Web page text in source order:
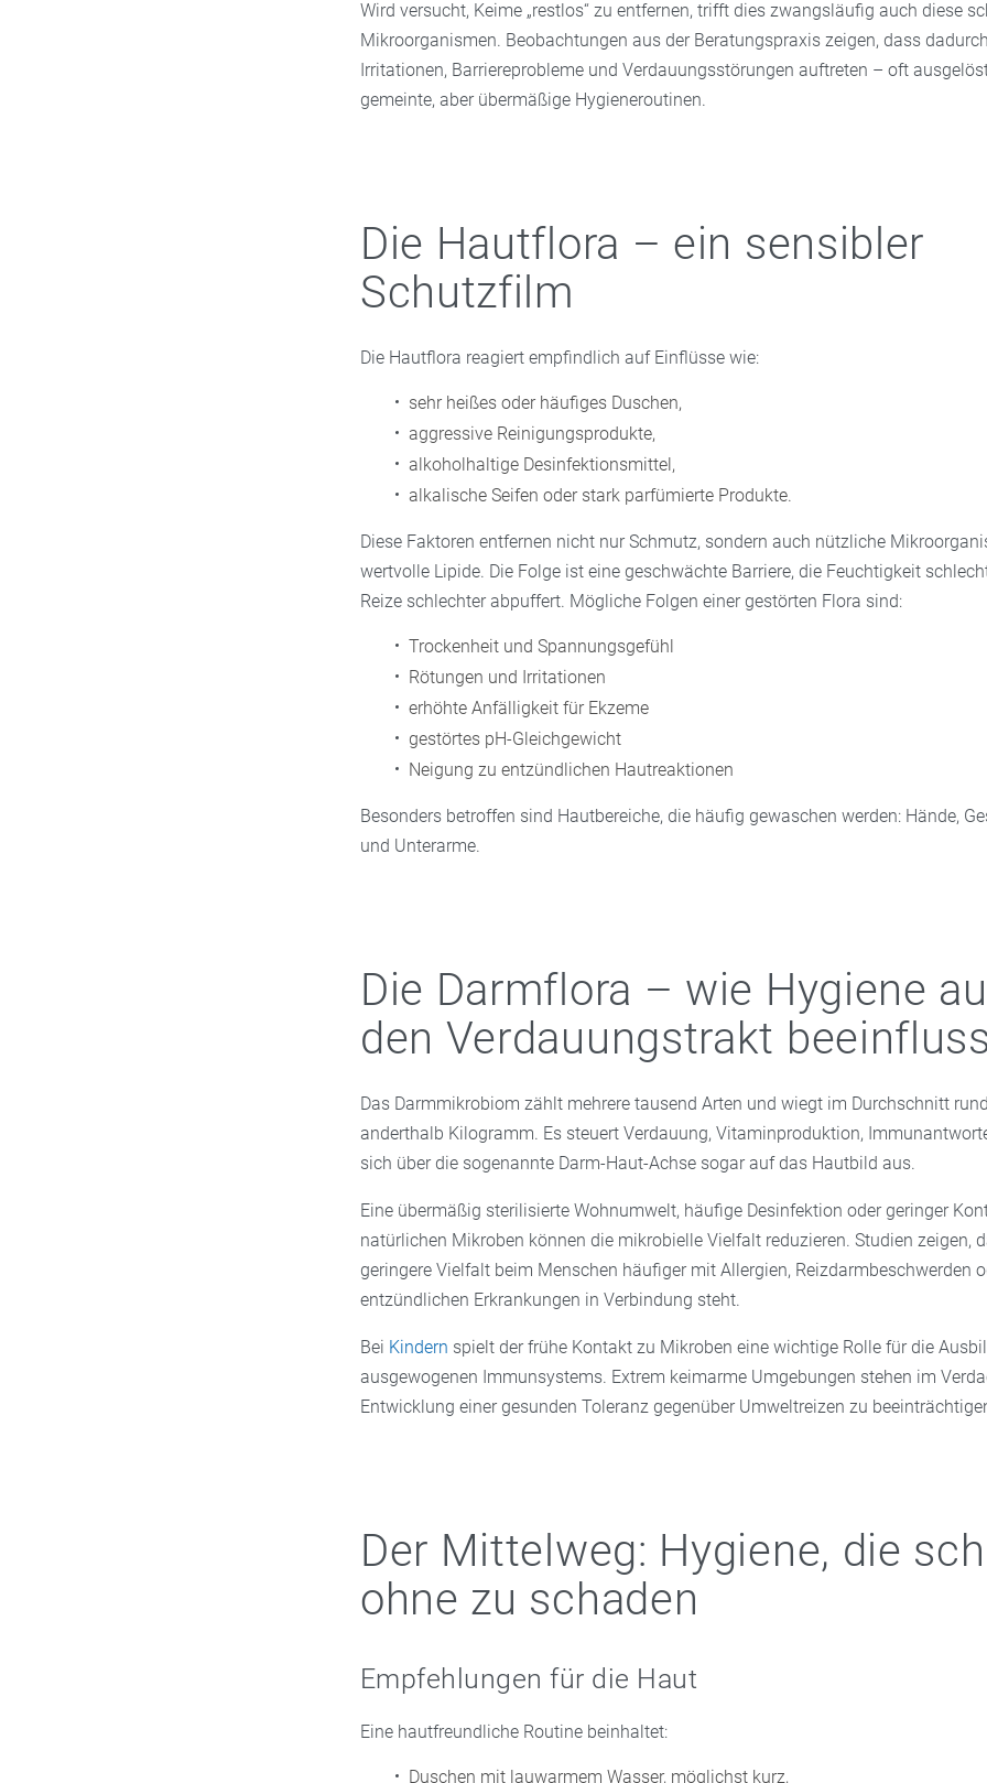
Wird versucht, Keime „restlos“ zu entfernen, trifft dies zwangsläufig auch diese
Mikroorganismen. Beobachtungen aus der Beratungspraxis zeigen, dass
Irritationen, Barriereprobleme und Verdauungsstörungen auftreten – oft
gemeinte, aber übermäßige Hygieneroutinen.
Die Hautflora – ein sensibler
Schutzfilm
Die Hautflora reagiert empfindlich auf Einflüsse wie:
sehr heißes oder häufiges Duschen,
aggressive Reinigungsprodukte,
alkoholhaltige Desinfektionsmittel,
alkalische Seifen oder stark parfümierte Produkte.
Diese Faktoren entfernen nicht nur Schmutz, sondern auch nützliche
wertvolle Lipide. Die Folge ist eine geschwächte Barriere, die Feuchtigkeit
Reize schlechter abpuffert. Mögliche Folgen einer gestörten Flora sind:
Trockenheit und Spannungsgefühl
Rötungen und Irritationen
erhöhte Anfälligkeit für Ekzeme
gestörtes pH-Gleichgewicht
Neigung zu entzündlichen Hautreaktionen
Besonders betroffen sind Hautbereiche, die häufig gewaschen werden: Hände,
und Unterarme.
Die Darmflora – wie Hygiene
den Verdauungstrakt
Das Darmmikrobiom zählt mehrere tausend Arten und wiegt im Durchschnitt
anderthalb Kilogramm. Es steuert Verdauung, Vitaminproduktion,
sich über die sogenannte Darm-Haut-Achse sogar auf das Hautbild aus.
Eine übermäßig sterilisierte Wohnumwelt, häufige Desinfektion oder geringer
natürlichen Mikroben können die mikrobielle Vielfalt reduzieren. Studien zeigen,
geringere Vielfalt beim Menschen häufiger mit Allergien, Reizdarmbeschwerden
entzündlichen Erkrankungen in Verbindung steht.
Bei Kindern spielt der frühe Kontakt zu Mikroben eine wichtige Rolle für die
ausgewogenen Immunsystems. Extrem keimarme Umgebungen stehen im
Entwicklung einer gesunden Toleranz gegenüber Umweltreizen zu
Der Mittelweg: Hygiene, die
ohne zu schaden
Empfehlungen für die Haut
Eine hautfreundliche Routine beinhaltet:
Duschen mit lauwarmem Wasser, möglichst kurz,